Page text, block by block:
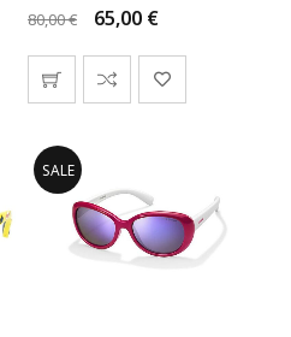
80,00€ 65,00 €
SALE